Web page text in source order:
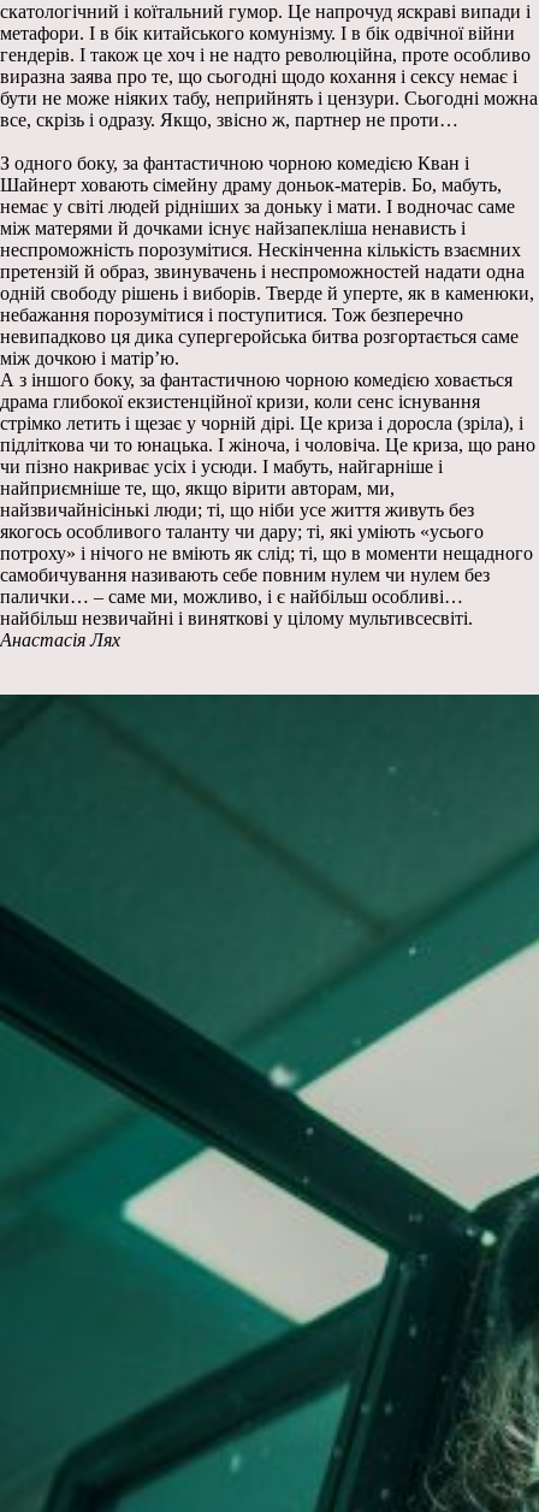
скатологічний і коїтальний гумор. Це напрочуд яскраві випади і
метафори. І в бік китайського комунізму. І в бік одвічної війни
гендерів. І також це хоч і не надто революційна, проте особливо
виразна заява про те, що сьогодні щодо кохання і сексу немає і
бути не може ніяких табу, неприйнять і цензури. Сьогодні можна
все, скрізь і одразу. Якщо, звісно ж, партнер не проти…
З одного боку, за фантастичною чорною комедією Кван і
Шайнерт ховають сімейну драму доньок-матерів. Бо, мабуть,
немає у світі людей рідніших за доньку і мати. І водночас саме
між матерями й дочками існує найзапекліша ненависть і
неспроможність порозумітися. Нескінченна кількість взаємних
претензій й образ, звинувачень і неспроможностей надати одна
одній свободу рішень і виборів. Тверде й уперте, як в каменюки,
небажання порозумітися і поступитися. Тож безперечно
невипадково ця дика супергеройська битва розгортається саме
між дочкою і матір’ю.
А з іншого боку, за фантастичною чорною комедією ховається
драма глибокої екзистенційної кризи, коли сенс існування
стрімко летить і щезає у чорній дірі. Це криза і доросла (зріла), і
підліткова чи то юнацька. І жіноча, і чоловіча. Це криза, що рано
чи пізно накриває усіх і усюди. І мабуть, найгарніше і
найприємніше те, що, якщо вірити авторам, ми,
найзвичайнісінькі люди; ті, що ніби усе життя живуть без
якогось особливого таланту чи дару; ті, які уміють «усього
потроху» і нічого не вміють як слід; ті, що в моменти нещадного
самобичування називають себе повним нулем чи нулем без
палички… – саме ми, можливо, і є найбільш особливі…
найбільш незвичайні і виняткові у цілому мультивсесвіті.
Анастасія Лях